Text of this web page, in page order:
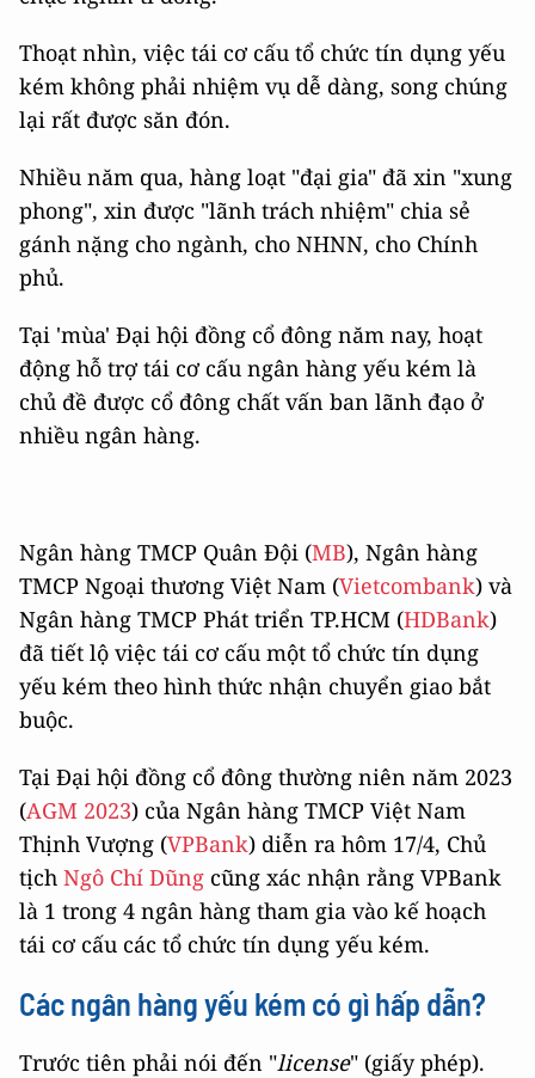
Thoạt nhìn, việc tái cơ cấu tổ chức tín dụng yếu
kém không phải nhiệm vụ dễ dàng, song chúng
lại rất được săn đón.
Nhiều năm qua, hàng loạt "đại gia" đã xin "xung
phong", xin được "lãnh trách nhiệm" chia sẻ
gánh nặng cho ngành, cho NHNN, cho Chính
phủ.
Tại 'mùa' Đại hội đồng cổ đông năm nay, hoạt
động hỗ trợ tái cơ cấu ngân hàng yếu kém là
chủ đề được cổ đông chất vấn ban lãnh đạo ở
nhiều ngân hàng.
Ngân hàng TMCP Quân Đội (MB), Ngân hàng
TMCP Ngoại thương Việt Nam (Vietcombank) và
Ngân hàng TMCP Phát triển TP.HCM (HDBank)
đã tiết lộ việc tái cơ cấu một tổ chức tín dụng
yếu kém theo hình thức nhận chuyển giao bắt
buộc.
Tại Đại hội đồng cổ đông thường niên năm 2023
(AGM 2023) của Ngân hàng TMCP Việt Nam
Thịnh Vượng (VPBank) diễn ra hôm 17/4, Chủ
tịch Ngô Chí Dũng cũng xác nhận rằng VPBank
là 1 trong 4 ngân hàng tham gia vào kế hoạch
tái cơ cấu các tổ chức tín dụng yếu kém.
Các ngân hàng yếu kém có gì hấp dẫn?
Trước tiên phải nói đến "license" (giấy phép).